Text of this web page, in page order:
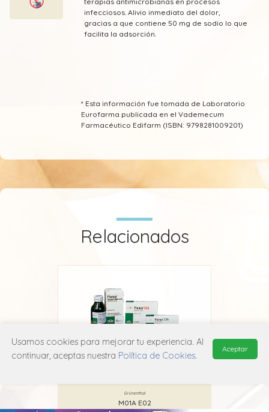
infecciosos. Alivio inmediato del dolor,
gracias a que contiene 50 mg de sodio lo que
facilita la adsorción.
* Esta información fue tomada de Laboratorio
Eurofarma publicada en el Vademecum
Farmacéutico Edifarm (ISBN: 9798281009201)
Relacionados
Grünenthal
M01A E02
Usamos cookies para mejorar tu experiencia. Al
continuar, aceptas nuestra Política de Cookies.
Aceptar